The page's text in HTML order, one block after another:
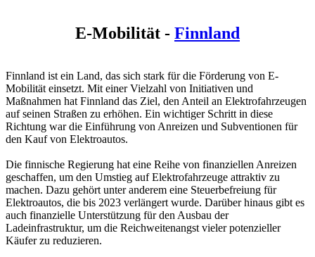
E-Mobilität - Finnland
Finnland ist ein Land, das sich stark für die Förderung von E-
Mobilität einsetzt. Mit einer Vielzahl von Initiativen und
Maßnahmen hat Finnland das Ziel, den Anteil an Elektrofahrzeugen
auf seinen Straßen zu erhöhen. Ein wichtiger Schritt in diese
Richtung war die Einführung von Anreizen und Subventionen für
den Kauf von Elektroautos.
Die finnische Regierung hat eine Reihe von finanziellen Anreizen
geschaffen, um den Umstieg auf Elektrofahrzeuge attraktiv zu
machen. Dazu gehört unter anderem eine Steuerbefreiung für
Elektroautos, die bis 2023 verlängert wurde. Darüber hinaus gibt es
auch finanzielle Unterstützung für den Ausbau der
Ladeinfrastruktur, um die Reichweitenangst vieler potenzieller
Käufer zu reduzieren.